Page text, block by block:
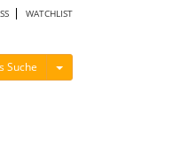
WATCHLIST
Suche Menü ein-/ausblenden